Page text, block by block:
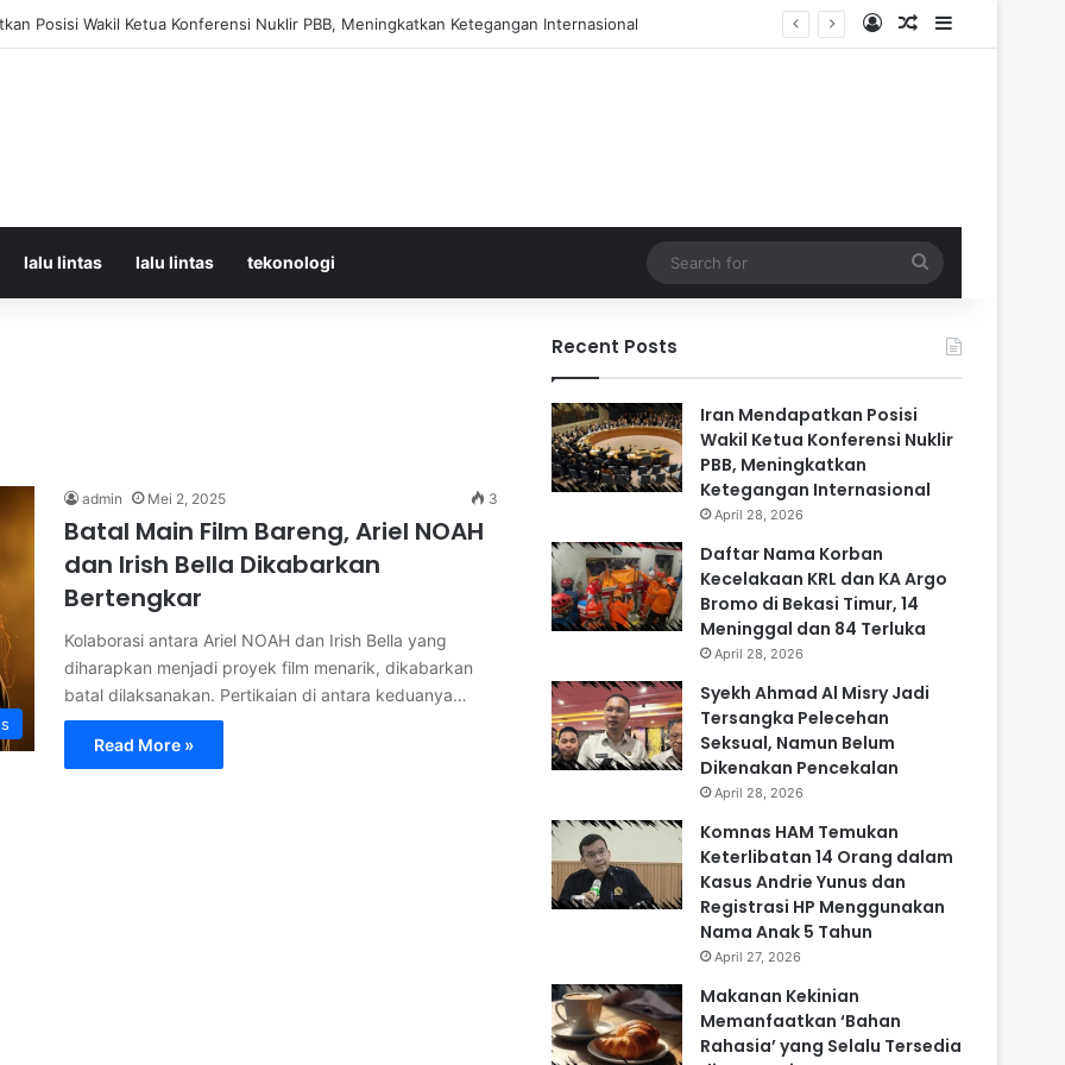
Kecelakaan KRL dan KA Argo Bromo di Bekasi Timur, 14 Meninggal dan 84 Terluka Log InRandom Article
Sidebar
lalu lintas lalu lintas tekonologi
for
admin Mei 2, 2025 3
Batal Main Film Bareng, Ariel NOAH
dan Irish Bella Dikabarkan
Bertengkar
Kolaborasi antara Ariel NOAH dan Irish Bella yang
diharapkan menjadi proyek film menarik, dikabarkan
batal dilaksanakan. Pertikaian di antara keduanya…
Read More »
Recent Posts
Iran Mendapatkan Posisi
Wakil Ketua Konferensi Nuklir
PBB, Meningkatkan
Ketegangan Internasional
April 28, 2026
Daftar Nama Korban
Kecelakaan KRL dan KA Argo
Bromo di Bekasi Timur, 14
Meninggal dan 84 Terluka
April 28, 2026
Syekh Ahmad Al Misry Jadi
Tersangka Pelecehan
Seksual, Namun Belum
Dikenakan Pencekalan
April 28, 2026
Komnas HAM Temukan
Keterlibatan 14 Orang dalam
Kasus Andrie Yunus dan
Registrasi HP Menggunakan
Nama Anak 5 Tahun
April 27, 2026
Makanan Kekinian
Memanfaatkan ‘Bahan
Rahasia’ yang Selalu Tersedia